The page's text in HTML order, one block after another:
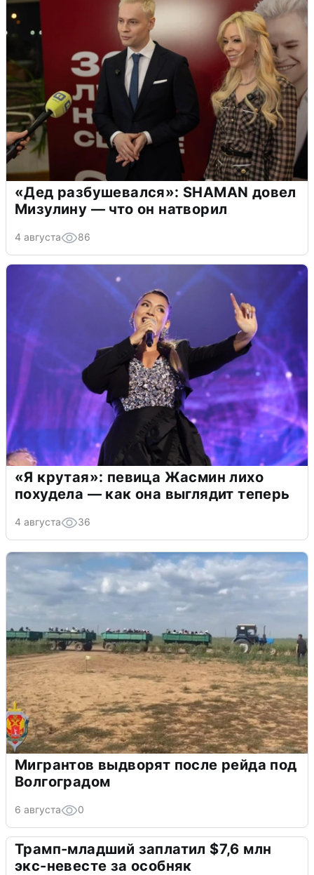
«Дед разбушевался»: SHAMAN довел
Мизулину — что он натворил
4 августа 86
«Я крутая»: певица Жасмин лихо
похудела — как она выглядит теперь
4 августа 36
Мигрантов выдворят после рейда под
Волгоградом
6 августа 0
Трамп-младший заплатил $7,6 млн
экс-невесте за особняк